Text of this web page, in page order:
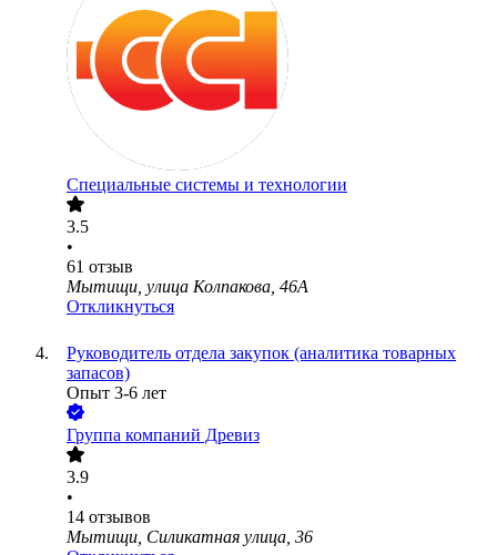
Специальные системы и технологии
3.5
•
61 отзыв
Мытищи, улица Колпакова, 46А
Откликнуться
Руководитель отдела закупок (аналитика товарных
запасов)
Опыт 3-6 лет
Группа компаний Древиз
3.9
•
14 отзывов
Мытищи, Силикатная улица, 36